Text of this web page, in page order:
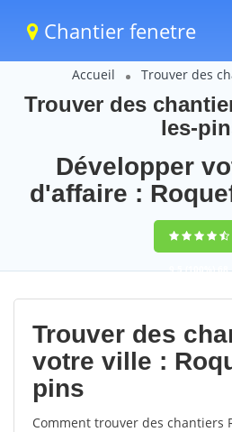
Chantier fenetre
Accueil Trouver des
Trouver des
les-
Développer
d'affaire :
9,5(100%)68
votes
Trouver des
votre ville :
pins
Comment trouver des chantiers